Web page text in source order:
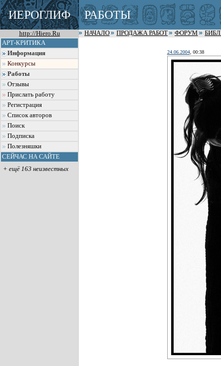
ИЕРОГЛИФ РАБОТЫ
http://Hiero.Ru НАЧАЛО ПРОДАЖА РАБОТ ФОРУМ
АРТ-КРИТИКА
Информация
Конкурсы
Работы
Отзывы
Прислать работу
Регистрация
Список авторов
Поиск
Подписка
Полезняшки
СЕЙЧАС НА САЙТЕ
+ ещё 163 неизвестных
24.06.2004, 00:38